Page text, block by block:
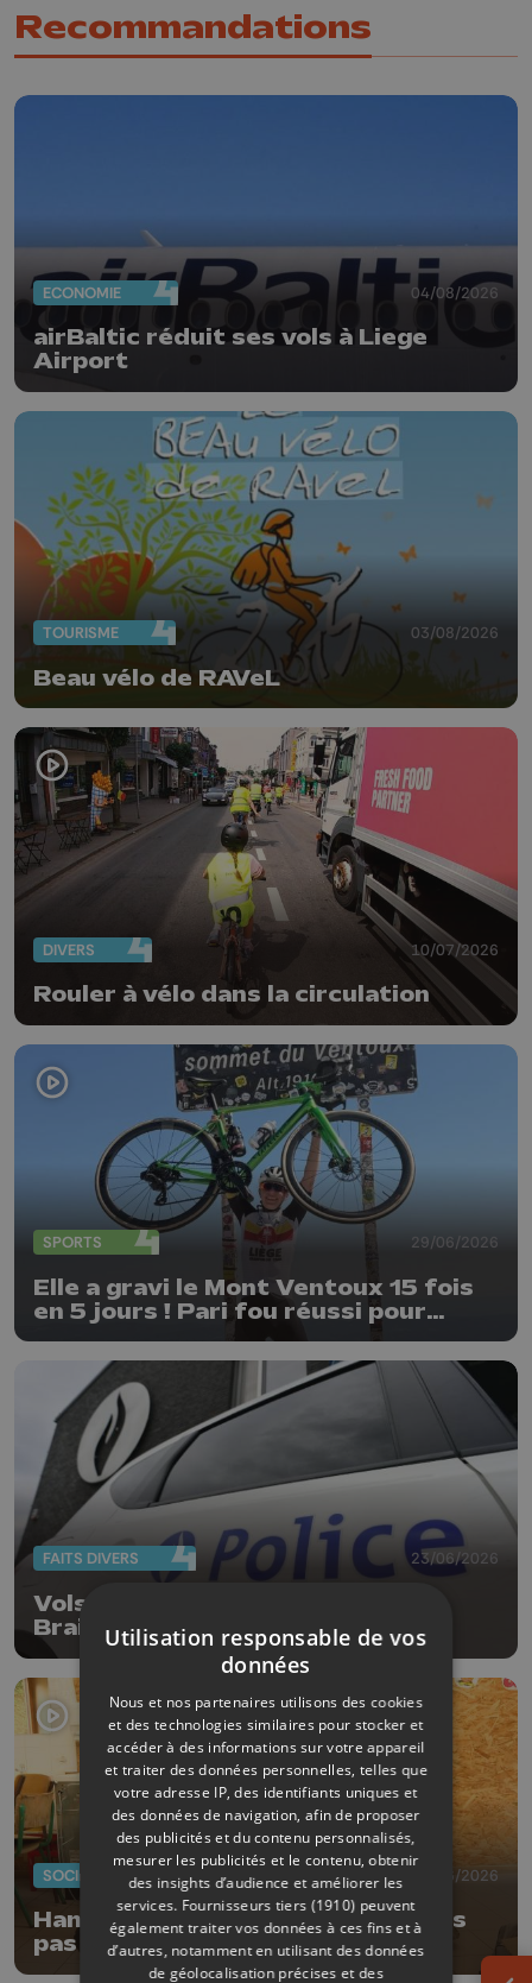
Recommandations
ECONOMIE 04/08/2026
airBaltic réduit ses vols à Liege
Airport
TOURISME 03/08/2026
Beau vélo de RAVeL
DIVERS 10/07/2026
Rouler à vélo dans la circulation
SPORTS 29/06/2026
Elle a gravi le Mont Ventoux 15 fois
en 5 jours ! Pari fou réussi pour
Delphine Thirifays
FAITS DIVERS 23/06/2026
Vols dans des commissariats de
Braives et d'Anthisnes
SOCIÉTÉ 15/06/2026
Hannut : journées sans école, mais
pas sans apprentissage
Utilisation responsable de vos
données
Nous et nos partenaires utilisons des cookies
et des technologies similaires pour stocker et
accéder à des informations sur votre appareil
et traiter des données personnelles, telles que
votre adresse IP, des identifiants uniques et
des données de navigation, afin de proposer
des publicités et du contenu personnalisés,
mesurer les publicités et le contenu, obtenir
des insights d’audience et améliorer les
services. Fournisseurs tiers (1910) peuvent
également traiter vos données à ces fins et à
d’autres, notamment en utilisant des données
de géolocalisation précises et des